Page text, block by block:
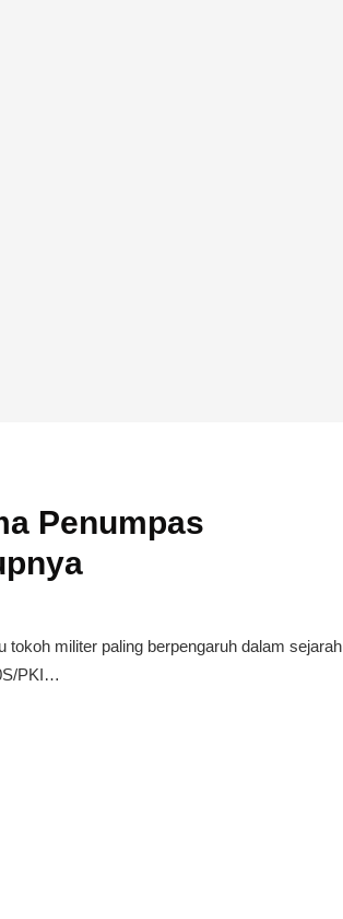
Penumpas
militer paling berpengaruh dalam sejarah
PKI…